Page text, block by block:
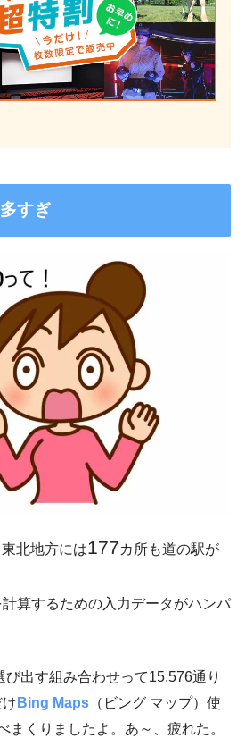
すぎ
北地方には177カ所も道の駅が
算するための入力データがハンパ
出す組み合わせって15,576通り
Bing Maps （ビング マップ）使
まくりましたよ。あ～、疲れた。